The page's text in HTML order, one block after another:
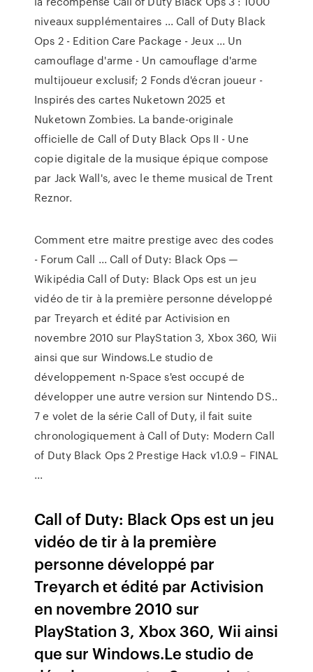
niveaux supplémentaires ... Call of Duty Black
Ops 2 - Edition Care Package - Jeux ... Un
camouflage d'arme - Un camouflage d'arme
multijoueur exclusif; 2 Fonds d'écran joueur -
Inspirés des cartes Nuketown 2025 et
Nuketown Zombies. La bande-originale
officielle de Call of Duty Black Ops II - Une
copie digitale de la musique épique compose
par Jack Wall's, avec le theme musical de Trent
Reznor.
Comment etre maitre prestige avec des codes
- Forum Call ... Call of Duty: Black Ops —
Wikipédia Call of Duty: Black Ops est un jeu
vidéo de tir à la première personne développé
par Treyarch et édité par Activision en
novembre 2010 sur PlayStation 3, Xbox 360, Wii
ainsi que sur Windows.Le studio de
développement n-Space s'est occupé de
développer une autre version sur Nintendo DS..
7 e volet de la série Call of Duty, il fait suite
chronologiquement à Call of Duty: Modern Call
of Duty Black Ops 2 Prestige Hack v1.0.9 – FINAL
...
Call of Duty: Black Ops est un jeu
vidéo de tir à la première
personne développé par
Treyarch et édité par Activision
en novembre 2010 sur
PlayStation 3, Xbox 360, Wii ainsi
que sur Windows.Le studio de